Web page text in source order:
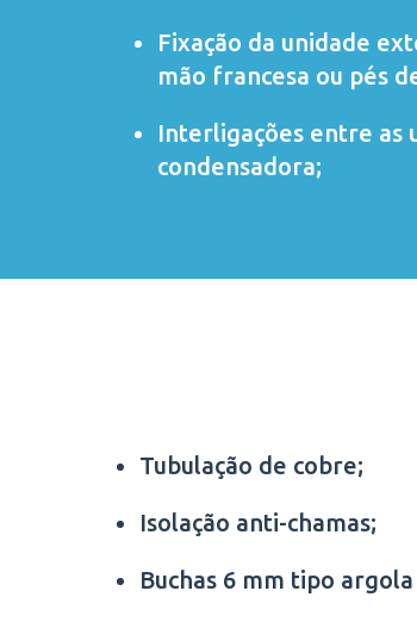
Fixação da unidade
mão francesa ou pés
Interligações entre as
condensadora;
Tubulação de cobre;
Isolação anti-chamas;
Buchas 6 mm tipo